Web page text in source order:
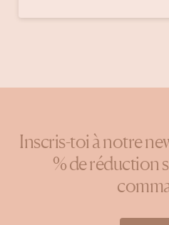
publiée
Inscris-toi à notre
% de réduction